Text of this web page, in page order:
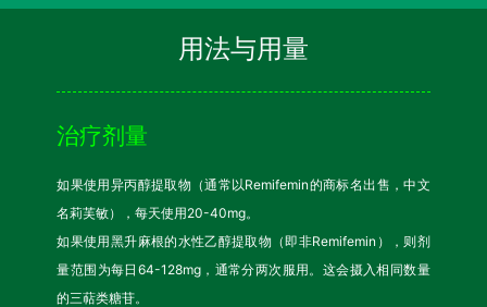
用法与用量
治疗剂量
如果使用异丙醇提取物（通常以Remifemin的商标名出售，中文
名莉芙敏），每天使用20-40mg。
如果使用黑升麻根的水性乙醇提取物（即非Remifemin），则剂
量范围为每日64-128mg，通常分两次服用。这会摄入相同数量
的三萜类糖苷。